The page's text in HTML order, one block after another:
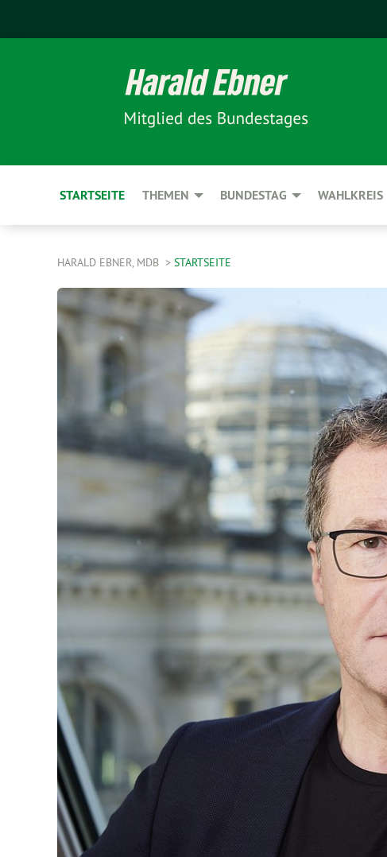
STARTSEITE THEMEN BUNDESTAG WAHLKREIS
HARALD EBNER, MDB STARTSEITE